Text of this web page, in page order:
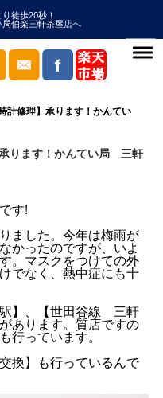
徒歩20秒！
伯楽三軒茶屋店へ
計修理】承ります！かんてい
承ります！かんてい局 三軒
す!
ました。今年は梅雨が
かったのですが、いよ
。マスクをつけての外
でなく、熱中症にも十
】、【世田谷線 三軒
あります。質店ですの
行っています。
換】も行っているんで